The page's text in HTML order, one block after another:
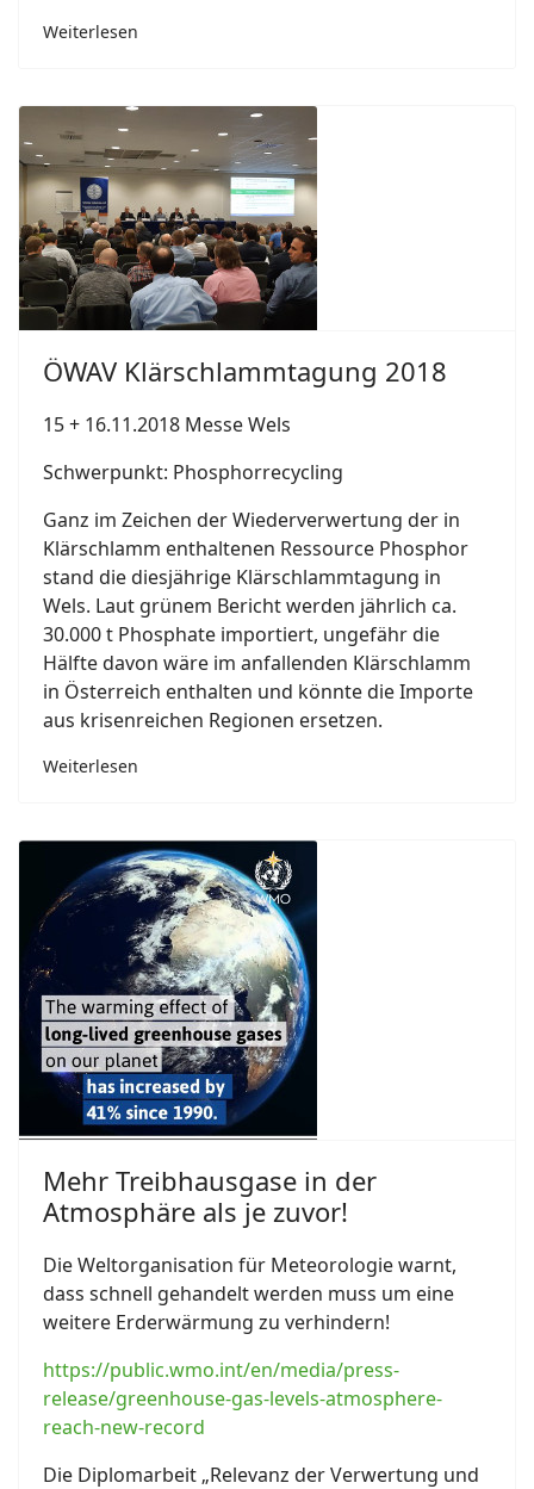
Weiterlesen
ÖWAV Klärschlammtagung 2018
15 + 16.11.2018 Messe Wels
Schwerpunkt: Phosphorrecycling
Ganz im Zeichen der Wiederverwertung der in
Klärschlamm enthaltenen Ressource Phosphor
stand die diesjährige Klärschlammtagung in
Wels. Laut grünem Bericht werden jährlich ca.
30.000 t Phosphate importiert, ungefähr die
Hälfte davon wäre im anfallenden Klärschlamm
in Österreich enthalten und könnte die Importe
aus krisenreichen Regionen ersetzen.
Weiterlesen
Mehr Treibhausgase in der
Atmosphäre als je zuvor!
Die Weltorganisation für Meteorologie warnt,
dass schnell gehandelt werden muss um eine
weitere Erderwärmung zu verhindern!
https://public.wmo.int/en/media/press-
release/greenhouse-gas-levels-atmosphere-
reach-new-record
Die Diplomarbeit „Relevanz der Verwertung und